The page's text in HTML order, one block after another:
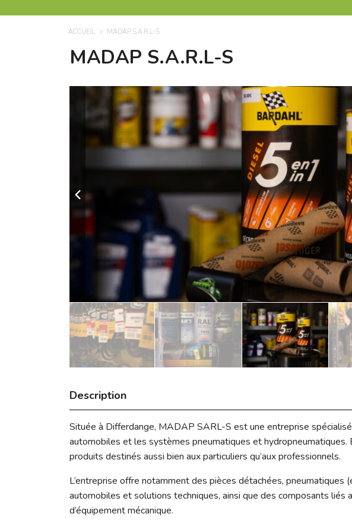
ACCUEIL MADAP S.A.R.L-S
MADAP S.A.R.L-S
Description
Située à Differdange, MADAP SARL-S est une entreprise
automobiles et les systèmes pneumatiques et hydropneumatiques.
produits destinés aussi bien aux particuliers qu’aux professionnels.
L’entreprise offre notamment des pièces détachées, pneumatiques
automobiles et solutions techniques, ainsi que des composants liés
d’équipement mécanique.